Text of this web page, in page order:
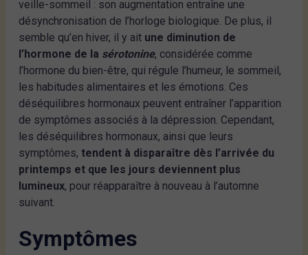
veille-sommeil : son augmentation entraîne une
désynchronisation de l’horloge biologique. De plus, il
semble qu’en hiver, il y ait une diminution de
l’hormone de la sérotonine, considérée comme
l’hormone du bien-être, qui régule l’humeur, le sommeil,
les habitudes alimentaires et les émotions. Ces
déséquilibres hormonaux peuvent entraîner l’apparition
de symptômes associés à la dépression. Cependant,
les déséquilibres hormonaux, ainsi que leurs
symptômes, tendent à disparaître dès l’arrivée du
printemps et que les jours deviennent plus
lumineux, pour réapparaître à nouveau à l’automne
suivant.
Symptômes